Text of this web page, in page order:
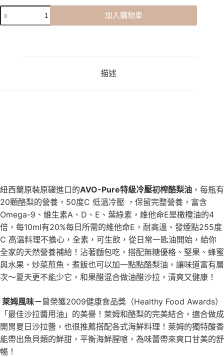
加入購物車
描述
紐西蘭原裝原罐進口的AVO-Pure特級冷壓初榨酪梨油 ，每瓶有
20顆酪梨的營養，50度C 低溫冷壓 ，保留完整營養，富含
Omega-9、維生素A、D、E、葉綠素，維他命E是橄欖油的4
倍，每10ml有20%每日所需的維他命E，耐高溫、發煙點255度
C 高溫料理不擔心，全素，可生飲，從日常一匙油開始，給你
全家的天然營養補給！沾著麵包吃，搭配無糖優格、堅果、蜂蜜
與水果、炒菜煎魚、煮飯也可以加一點點酪梨油，讓味道富有層
次～夏天更不能少它，和果醋混合做油醋沙拉，清爽又健康！
萊姆風味－曾榮獲2009健康食品獎（Healthy Food Awards）
「最佳沙拉醬用油」的美譽！萊姆和酪梨的完美結合，適合做成
開胃夏日沙拉醬，也很推薦搭配各式海鮮料理！萊姆的獨特酸香
能帶出魚貝類的鮮甜，平衡海鮮腥嗆，為味蕾帶來爽口甘美的舒
暢！